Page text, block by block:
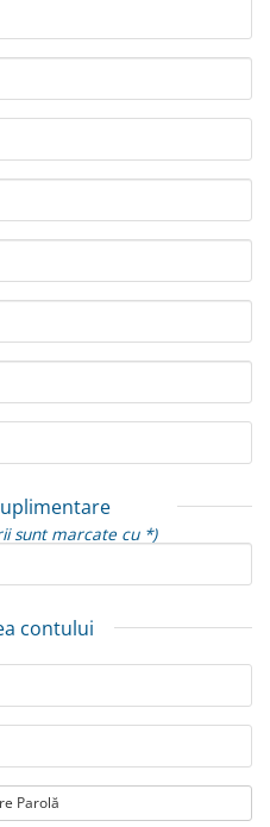
sunt marcate cu *)
contului
Parolă